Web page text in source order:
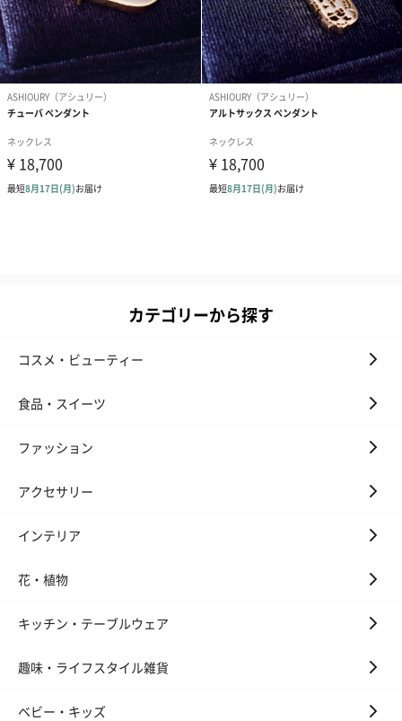
カテゴリーから探す
コスメ・ビューティー
食品・スイーツ
ファッション
アクセサリー
インテリア
花・植物
キッチン・テーブルウェア
趣味・ライフスタイル雑貨
ベビー・キッズ